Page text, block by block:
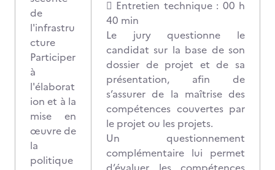
de
l'infrastru
cture
Participer
à
l'élaborat
ion et à la
mise en
œuvre de
la
politique
 Entretien technique : 00 h
40 min
Le jury questionne le
candidat sur la base de son
dossier de projet et de sa
présentation, afin de
s’assurer de la maîtrise des
compétences couvertes par
le projet ou les projets.
Un questionnement
complémentaire lui permet